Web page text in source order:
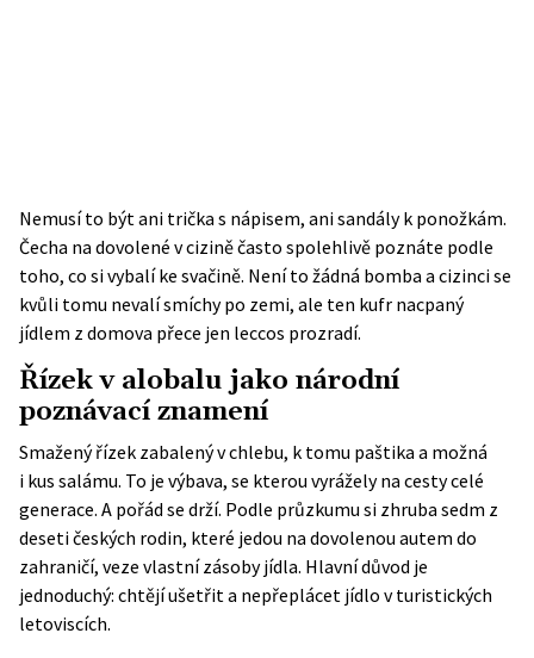
Nemusí to být ani trička s nápisem, ani sandály k ponožkám.
Čecha na dovolené v cizině často spolehlivě poznáte podle
toho, co si vybalí ke svačině. Není to žádná bomba a cizinci se
kvůli tomu nevalí smíchy po zemi, ale ten kufr nacpaný
jídlem z domova přece jen leccos prozradí.
Řízek v alobalu jako národní
poznávací znamení
Smažený řízek zabalený v chlebu, k tomu paštika a možná
i kus salámu. To je výbava, se kterou vyrážely na cesty celé
generace. A pořád se drží. Podle průzkumu si zhruba sedm z
deseti českých rodin, které jedou na dovolenou autem do
zahraničí, veze vlastní zásoby jídla. Hlavní důvod je
jednoduchý: chtějí ušetřit a nepřeplácet jídlo v turistických
letoviscích.